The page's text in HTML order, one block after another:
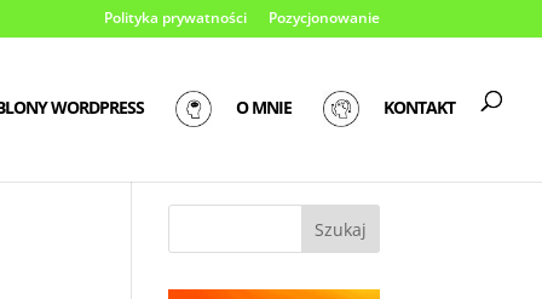
Polityka prywatności Pozycjonowanie
WORDPRESS O MNIE KONTAKT